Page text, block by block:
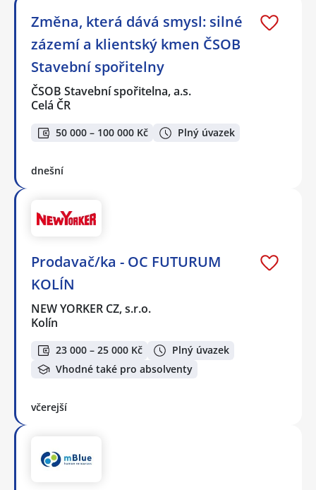
Změna, která dává smysl: silné
zázemí a klientský kmen ČSOB
Stavební spořitelny
ČSOB Stavební spořitelna, a.s.
Celá ČR
50 000 – 100 000 Kč Plný úvazek
dnešní
Prodavač/ka - OC FUTURUM
KOLÍN
NEW YORKER CZ, s.r.o.
Kolín
23 000 – 25 000 Kč
Plný úvazek
Vhodné také pro absolventy
včerejší